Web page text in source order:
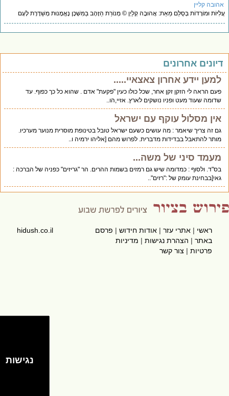
קליין
וּמוֹרָדוֹת בְּסֻלַּם מֵאֵת: אֲהוּבָה קְלַיְן © מְנוֹרַת הַזָּהָב בַּמִּשְׁכָּן נֶאֱמָנוּת מְשַׁדֶּרֶת לָעָם
אחרונים
למען יידע אחרון צאצאיי.....
פעם הראה לי הזקן זקן אחר, שכל כולו כעין "פקעת" אדם . שהוא כל כך כפוף. עד
שדומה שעוד מעט ופניו נושקים לארץ. אזיי,הו..
אין מסלול עוקף עם ישראל
גם זה צריך שיאמר : מה עושים כשעם ישראל טובל בטינופת מוסרית מנוער מערכיו.
מותר להתאבל בבדידות מדברית. לפרוש מהם [אליהו ירמיה ו..
מעמד סיני של משה...
בס"ד. ולסוף : כמדומה שיש גם רמזים בשמות ההרים. הר "גריזים" כפניה של הברכה :
גאי[בבחינת עומק של :"רזים"..
ראשי|אתרי עזר|אודות חידוש|פרסם
באתר|הצהרת נגישות|מדיניות
פרטיות|צור קשר
hidush.co.il
נגישות